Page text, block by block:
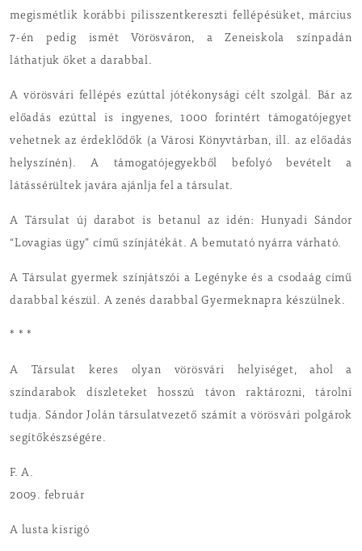
megismétlik korábbi pilisszentkereszti fellépésüket, március
7-én pedig ismét Vörösváron, a Zeneiskola színpadán
láthatjuk őket a darabbal.
A vörösvári fellépés ezúttal jótékonysági célt szolgál. Bár az
előadás ezúttal is ingyenes, 1000 forintért támogatójegyet
vehetnek az érdeklődők (a Városi Könyvtárban, ill. az előadás
helyszínén). A támogatójegyekből befolyó bevételt a
látássérültek javára ajánlja fel a társulat.
A Társulat új darabot is betanul az idén: Hunyadi Sándor
“Lovagias ügy” című színjátékát. A bemutató nyárra várható.
A Társulat gyermek színjátszói a Legényke és a csodaág című
darabbal készül. A zenés darabbal Gyermeknapra készülnek.
* * *
A Társulat keres olyan vörösvári helyiséget, ahol a
színdarabok díszleteket hosszú távon raktározni, tárolni
tudja. Sándor Jolán társulatvezető számít a vörösvári polgárok
segítőkészségére.
F. A.
2009. február
A lusta kisrigó